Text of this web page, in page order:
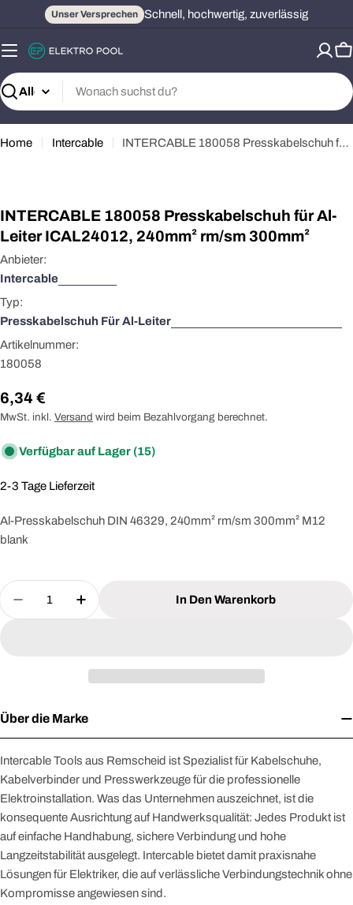
Inhalt
springen
Unser Versprechen Schnell, hochwertig, zuverlässig
Suchen
Home Intercable INTERCABLE 180058 Presskabelschuh für Al-Leiter ICAL24012, 240mm² rm/sm 300mm²
INTERCABLE 180058 Presskabelschuh für Al-
Leiter ICAL24012, 240mm² rm/sm 300mm²
Anbieter:
Intercable
Typ:
Presskabelschuh Für Al-Leiter
Artikelnummer:
180058
Regulärer
Preis
6,34 €
MwSt. inkl. Versand wird beim Bezahlvorgang berechnet.
Verfügbar auf Lager (15)
2-3 Tage Lieferzeit
Al-Presskabelschuh DIN 46329, 240mm² rm/sm 300mm² M12
blank
Menge
In Den Warenkorb
Über die Marke
Intercable Tools aus Remscheid ist Spezialist für Kabelschuhe,
Kabelverbinder und Presswerkzeuge für die professionelle
Elektroinstallation. Was das Unternehmen auszeichnet, ist die
konsequente Ausrichtung auf Handwerksqualität: Jedes Produkt ist
auf einfache Handhabung, sichere Verbindung und hohe
Langzeitstabilität ausgelegt. Intercable bietet damit praxisnahe
Lösungen für Elektriker, die auf verlässliche Verbindungstechnik ohne
Kompromisse angewiesen sind.